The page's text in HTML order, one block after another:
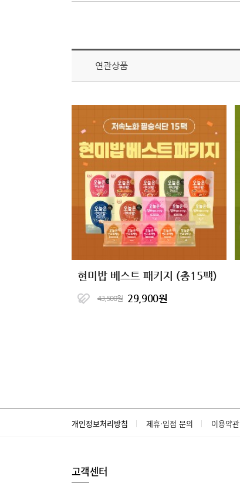
연관상품
현미밥 베스트 패키지 (총15팩)
43,500원 29,900원
개인정보처리방침 제휴·입점 문의 이용약관
고객센터